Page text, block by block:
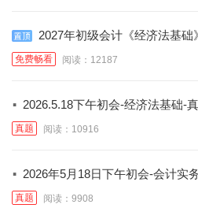
2027年初级会计《经济法基础
免费畅看 阅读：12187
· 2026.5.18下午初会-经济法基础-
真题 阅读：10916
· 2026年5月18日下午初会-会计实
真题 阅读：9908